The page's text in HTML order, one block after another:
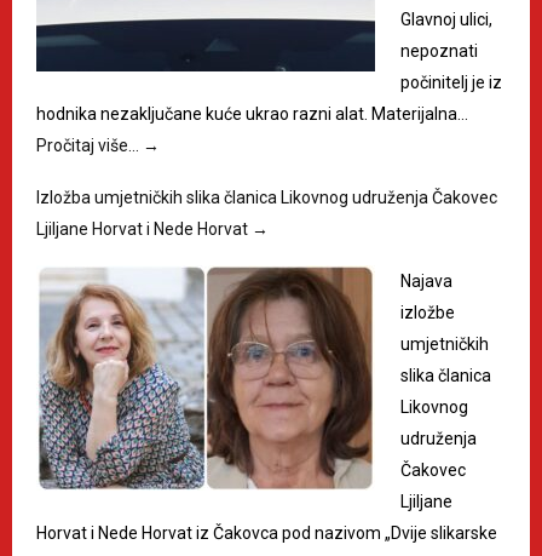
Glavnoj ulici,
nepoznati
počinitelj je iz
hodnika nezaključane kuće ukrao razni alat. Materijalna…
Pročitaj više…
→
Izložba umjetničkih slika članica Likovnog udruženja Čakovec
Ljiljane Horvat i Nede Horvat →
Najava
izložbe
umjetničkih
slika članica
Likovnog
udruženja
Čakovec
Ljiljane
Horvat i Nede Horvat iz Čakovca pod nazivom „Dvije slikarske